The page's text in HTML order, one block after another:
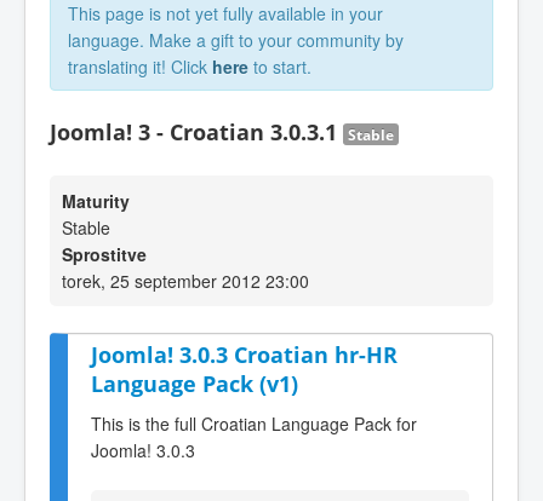
This page is not yet fully available in your
language. Make a gift to your community by
translating it! Click here to start.
Joomla! 3 - Croatian 3.0.3.1 Stable
Maturity
Stable
Sprostitve
torek, 25 september 2012 23:00
Joomla! 3.0.3 Croatian hr-HR
Language Pack (v1)
This is the full Croatian Language Pack for
Joomla! 3.0.3